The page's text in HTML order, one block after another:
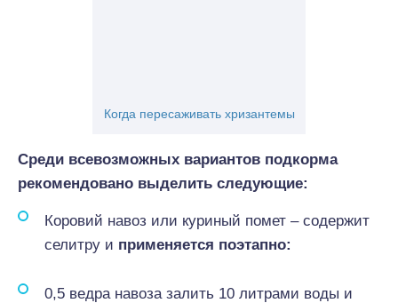
Когда пересаживать хризантемы
Среди всевозможных вариантов подкорма
рекомендовано выделить следующие:
Коровий навоз или куриный помет – содержит
селитру и применяется поэтапно:
0,5 ведра навоза залить 10 литрами воды и